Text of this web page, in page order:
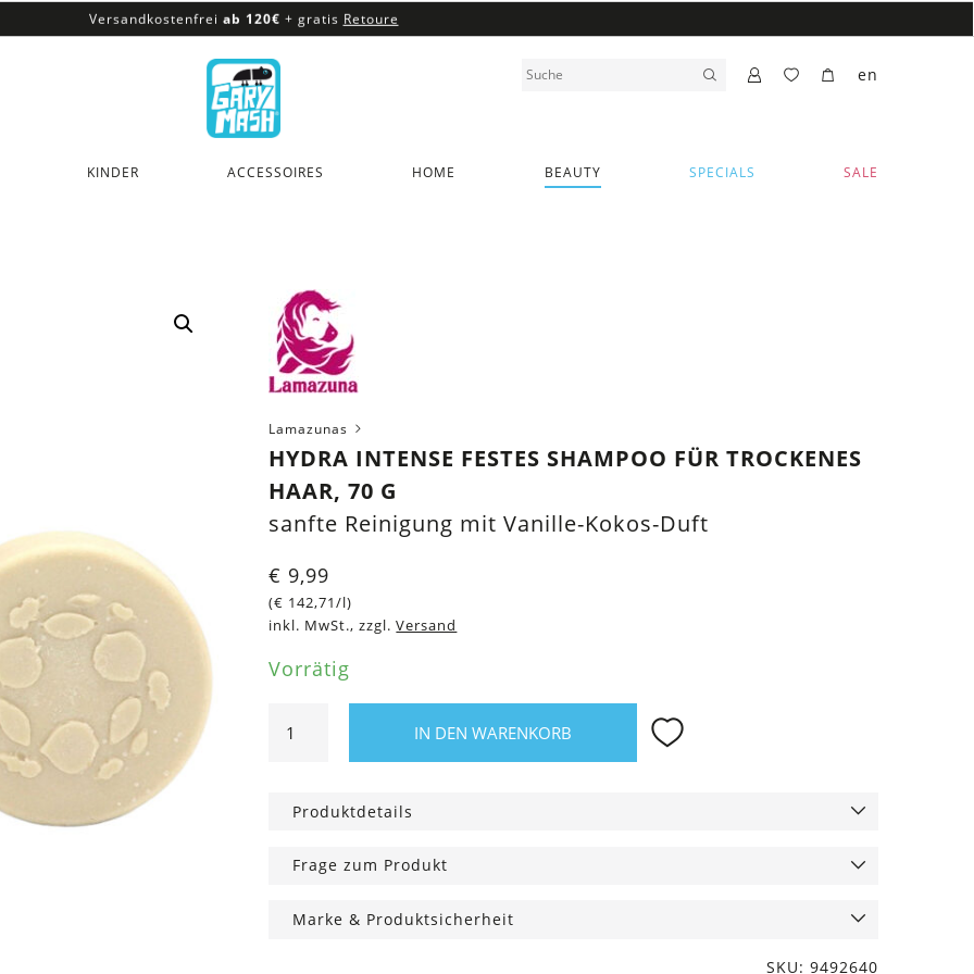
Versandkostenfrei ab 120€ + gratis Retoure
Versandkostenfreiab 120€
KINDER ACCESSOIRES HOME BEAUTY SPECIALS SALE
en
Lamazunas
HYDRA INTENSE FESTES SHAMPOO FÜR TROCKENES
HAAR, 70 G
sanfte Reinigung mit Vanille-Kokos-Duft
€ 9,99
(€ 142,71/l)
inkl. MwSt., zzgl. Versand
Vorrätig
Intense
Haar,
IN DEN WARENKORB
Produktdetails
Frage zum Produkt
Marke & Produktsicherheit
SKU: 9492640